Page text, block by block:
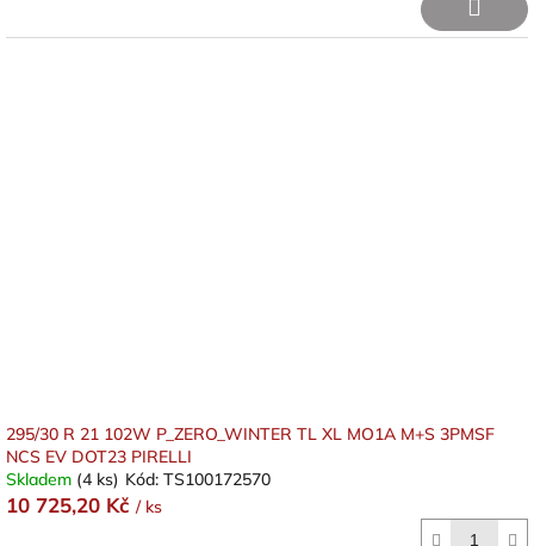
295/30 R 21 102W P_ZERO_WINTER TL XL MO1A M+S 3PMSF
NCS EV DOT23 PIRELLI
Skladem (4 ks) Kód: TS100172570
10 725,20 Kč / ks